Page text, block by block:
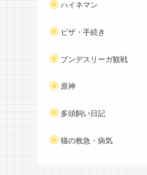
ハイネマン
ビザ・手続き
ブンデスリーガ観戦
原神
多頭飼い日記
猫の救急・病気